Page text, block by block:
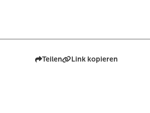
Teilen Link kopieren